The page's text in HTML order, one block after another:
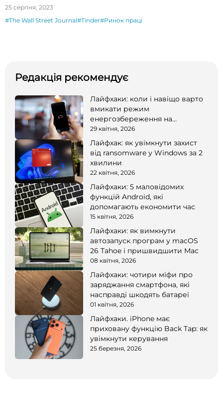
25 серпня, 2023
#The Wall Street Journal#Tinder#Ринок праці
Редакція рекомендує
Лайфхаки: коли і навіщо варто
вмикати режим
енергозбереження на
смартфоні
29 квітня, 2026
Лайфхак: як увімкнути захист
від ransomware у Windows за 2
хвилини
22 квітня, 2026
Лайфхаки: 5 маловідомих
функцій Android, які
допомагають економити час
15 квітня, 2026
Лайфхаки: як вимкнути
автозапуск програм у macOS
26 Tahoe і пришвидшити Mac
08 квітня, 2026
Лайфхаки: чотири міфи про
заряджання смартфона, які
насправді шкодять батареї
01 квітня, 2026
Лайфхаки. iPhone має
приховану функцію Back Tap: як
увімкнути керування
25 березня, 2026